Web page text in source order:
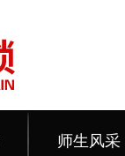
师生风采